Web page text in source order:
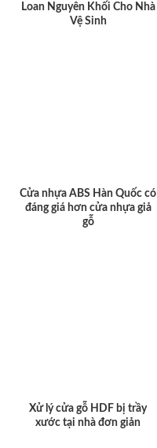
Loan Nguyên Khối Cho Nhà
Vệ Sinh
Cửa nhựa ABS Hàn Quốc có
đáng giá hơn cửa nhựa giả
gỗ
Xử lý cửa gỗ HDF bị trầy
xước tại nhà đơn giản